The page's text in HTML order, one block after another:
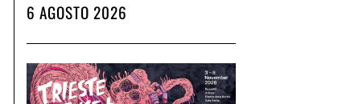
6 AGOSTO 2026